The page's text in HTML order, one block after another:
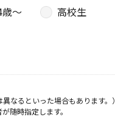
〜
高校生
なるといった場合もあります。）
随時指定します。